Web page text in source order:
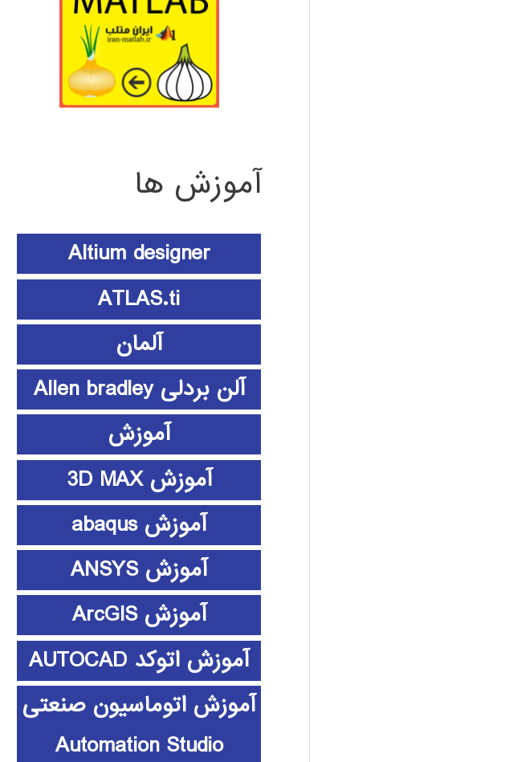
آموزش ها
Altium designer
ATLAS.ti
آلمان
آلن بردلی Allen bradley
آموزش
آموزش 3D MAX
آموزش abaqus
آموزش ANSYS
آموزش ArcGIS
آموزش اتوکد AUTOCAD
آموزش اتوماسیون صنعتی
Automation Studio